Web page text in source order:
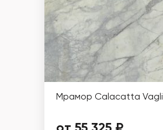
Мрамор Calacatta Vagli